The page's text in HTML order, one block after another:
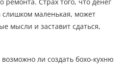
слишком маленькая, может
мысли и заставит сдаться,
ли создать бохо-кухню